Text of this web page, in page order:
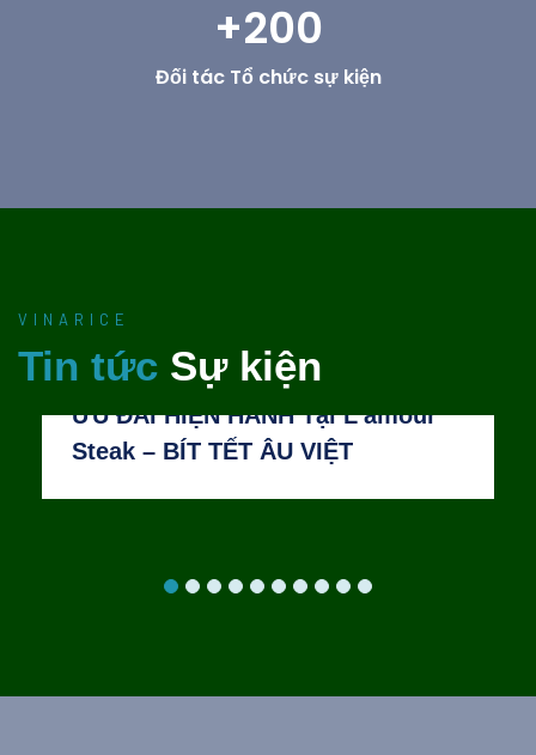
+200
Đối tác Tổ chức sự kiện
VINARICE
Tin tức Sự kiện
MAR
📢 THÔNG BÁO CHƯƠNG TRÌNH
ƯU ĐÃI HIỆN HÀNH Tại L’amour
Steak – BÍT TẾT ÂU VIỆT